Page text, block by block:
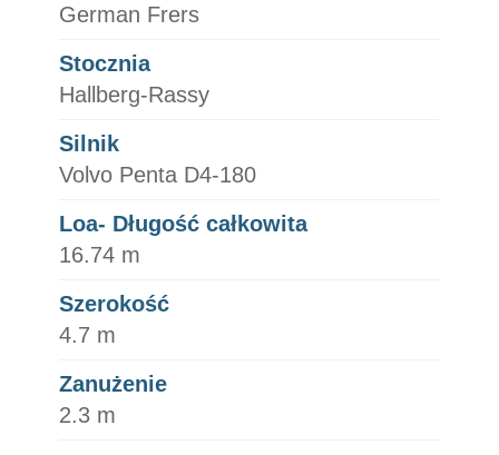
German Frers
Stocznia
Hallberg-Rassy
Silnik
Volvo Penta D4-180
Loa- Długość całkowita
16.74 m
Szerokość
4.7 m
Zanużenie
2.3 m